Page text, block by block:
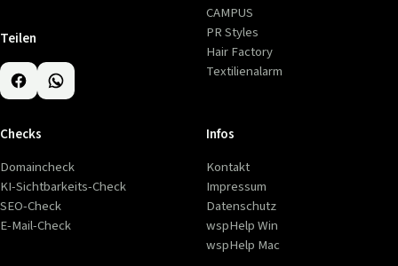
Teilen
CAMPUS
PR Styles
Hair Factory
Textilienalarm
Checks
Domaincheck
KI-Sichtbarkeits-Check
SEO-Check
E-Mail-Check
Infos
Kontakt
Impressum
Datenschutz
wspHelp Win
wspHelp Mac